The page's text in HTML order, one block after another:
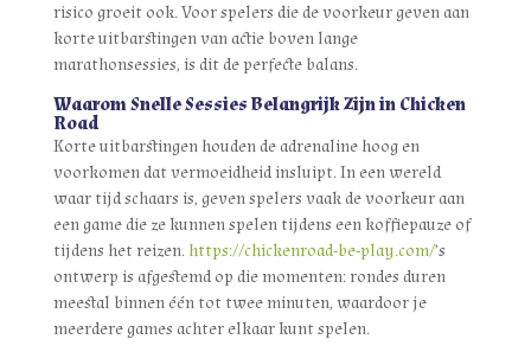
risico groeit ook. Voor spelers die de voorkeur geven aan
korte uitbarstingen van actie boven lange
marathonsessies, is dit de perfecte balans.
Waarom Snelle Sessies Belangrijk Zijn in Chicken
Road
Korte uitbarstingen houden de adrenaline hoog en
voorkomen dat vermoeidheid insluipt. In een wereld
waar tijd schaars is, geven spelers vaak de voorkeur aan
een game die ze kunnen spelen tijdens een koffiepauze of
tijdens het reizen. https://chickenroad-be-play.com/’s
ontwerp is afgestemd op die momenten: rondes duren
meestal binnen één tot twee minuten, waardoor je
meerdere games achter elkaar kunt spelen.